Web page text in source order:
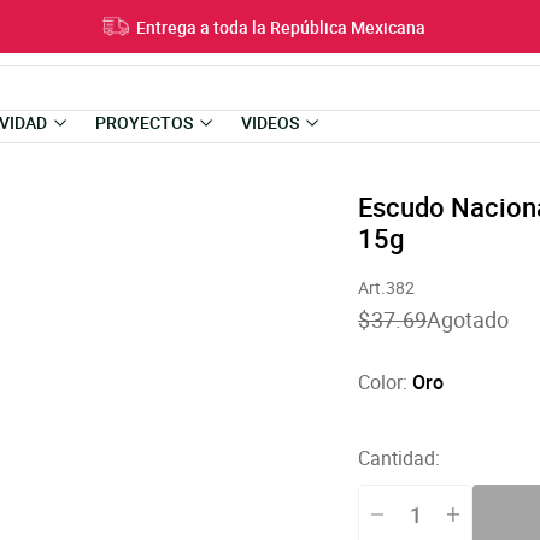
Entrega a toda la República Mexicana
PROYECTOS VIDEOS
Escudo
15g
Art.382
Translation
missing:
$37.69Agotado
Color:Oro
Cantidad: